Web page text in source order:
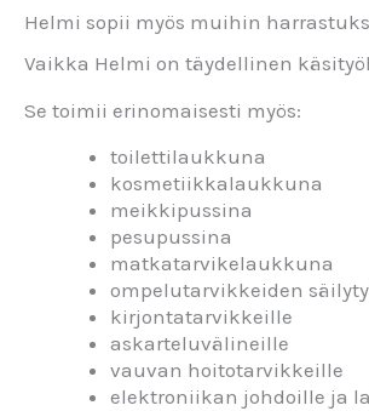
Helmi sopii myös muihin
Vaikka Helmi on täydellinen
Se toimii erinomaisesti myös:
toilettilaukkuna
kosmetiikkalaukkuna
meikkipussina
pesupussina
matkatarvikelaukkuna
ompelutarvikkeiden
kirjontatarvikkeille
askarteluvälineille
vauvan hoitotarvikkeille
elektroniikan johdoille ja